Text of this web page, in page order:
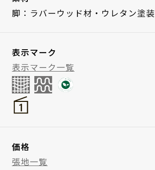
脚：ラバーウッド材・ウレタン塗装
表示マーク
表示マーク一覧
価格
張地一覧